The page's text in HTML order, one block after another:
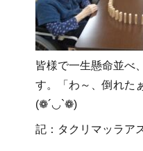
皆様で一生懸命並べ
す。「わ～、倒れた
(❁´◡`❁)
記：タクリマッラア